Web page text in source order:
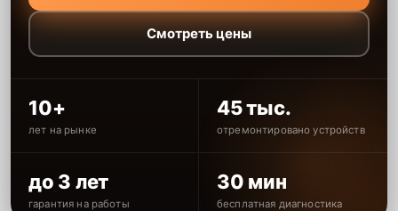
Смотреть цены
10+
лет на рынке
45 тыс.
отремонтировано устройств
до 3 лет
гарантия на работы
30 мин
бесплатная диагностика